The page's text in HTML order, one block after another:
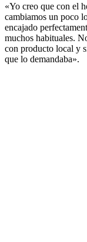
«Yo creo que con el
cambiamos un poco
encajado
muchos habituales.
con producto local y
que lo demandaba».